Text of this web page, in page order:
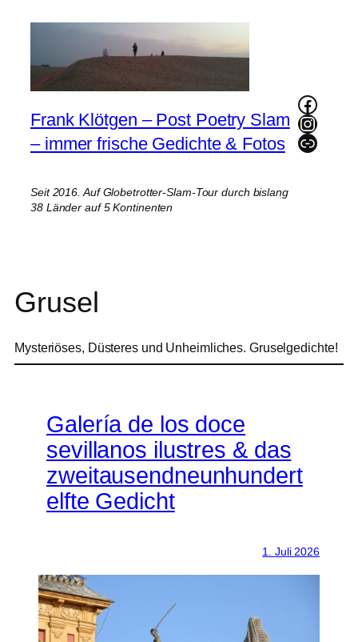
Frank Klötgen – Post Poetry Slam
– immer frische Gedichte & Fotos
Seit 2016. Auf Globetrotter-Slam-Tour durch bislang
38 Länder auf 5 Kontinenten
Link
Grusel
Mysteriöses, Düsteres und Unheimliches. Gruselgedichte!
Galería de los doce
sevillanos ilustres & das
zweitausendneunhundert
elfte Gedicht
1. Juli 2026